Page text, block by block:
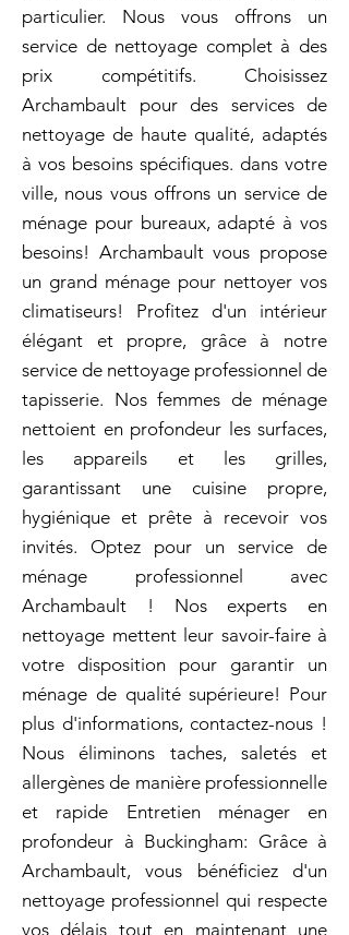
particulier. Nous vous offrons un
service de nettoyage complet à des
prix compétitifs. Choisissez
Archambault pour des services de
nettoyage de haute qualité, adaptés
à vos besoins spécifiques. dans votre
ville, nous vous offrons un service de
ménage pour bureaux, adapté à vos
besoins! Archambault vous propose
un grand ménage pour nettoyer vos
climatiseurs! Profitez d'un intérieur
élégant et propre, grâce à notre
service de nettoyage professionnel de
tapisserie. Nos femmes de ménage
nettoient en profondeur les surfaces,
les appareils et les grilles,
garantissant une cuisine propre,
hygiénique et prête à recevoir vos
invités. Optez pour un service de
ménage professionnel avec
Archambault ! Nos experts en
nettoyage mettent leur savoir-faire à
votre disposition pour garantir un
ménage de qualité supérieure! Pour
plus d'informations, contactez-nous !
Nous éliminons taches, saletés et
allergènes de manière professionnelle
et rapide Entretien ménager en
profondeur à Buckingham: Grâce à
Archambault, vous bénéficiez d'un
nettoyage professionnel qui respecte
vos délais tout en maintenant une